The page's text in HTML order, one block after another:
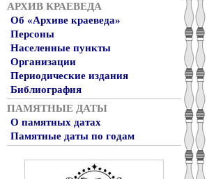
АРХИВ КРАЕВЕДА
Об «Архиве краеведа»
Персоны
Населенные пункты
Организации
Периодические издания
Библиография
ПАМЯТНЫЕ ДАТЫ
О памятных датах
Памятные даты по годам